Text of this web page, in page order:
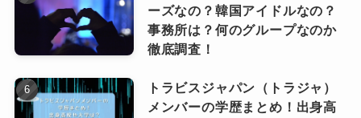
ーズなの？韓国アイドルなの？
事務所は？何のグループなのか
徹底調査！
トラビスジャパン（トラジャ）
メンバーの学歴まとめ！出身高